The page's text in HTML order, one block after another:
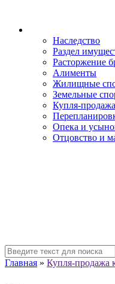
Наследство
Раздел
Расторжение
Алименты
Жилищные
Земельные
Купля-
Опека и
Отцовство и
Главная » Купля-продажа